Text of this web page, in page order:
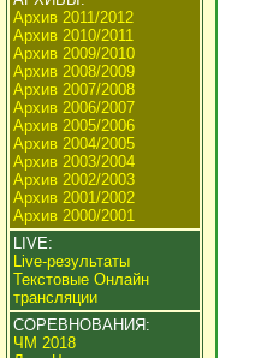
Архив 2011/2012
Архив 2010/2011
Архив 2009/2010
Архив 2008/2009
Архив 2007/2008
Архив 2006/2007
Архив 2005/2006
Архив 2004/2005
Архив 2003/2004
Архив 2002/2003
Архив 2001/2002
Архив 2000/2001
LIVE:
Live-результаты
Текстовые Онлайн
трансляции
СОРЕВНОВАНИЯ:
ЧМ 2018